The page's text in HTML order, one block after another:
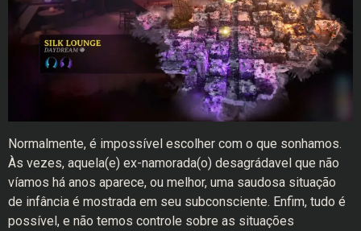
Normalmente, é impossível escolher com o que sonhamos.
Às vezes, aquela(e) ex-namorada(o) desagrádavel que não
víamos há anos aparece, ou melhor, uma saudosa situação
de infância é mostrada em seu subconsciente. Enfim, tudo é
possível, e não temos controle sobre as situações